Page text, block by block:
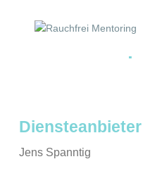
Diensteanbieter
Jens Spanntig